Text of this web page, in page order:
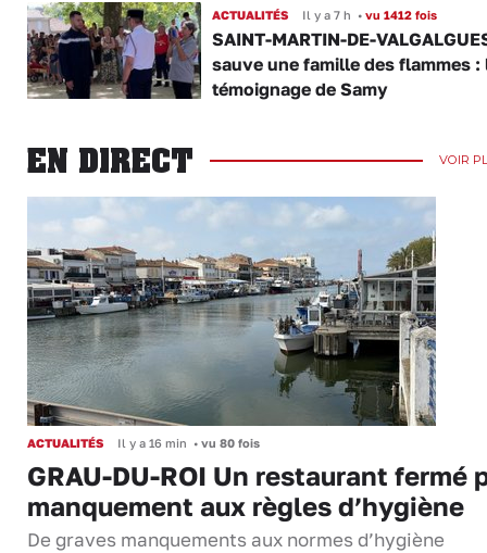
ACTUALITÉS Il y a 7 h •vu 1412 fois
SAINT-MARTIN-DE-
sauve une famille des flammes :
témoignage de Samy
EN DIRECT VOIR
ACTUALITÉS Il y a 16 min • vu 80 fois
GRAU-DU-ROI Un restaurant fermé
manquement aux règles d’hygiène
De graves manquements aux normes d’hygiène